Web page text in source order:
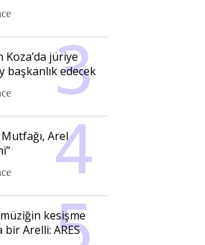
Koza’da jüriye
başkanlık edecek
Mutfağı, Arel
kesişme
bir Arelli: ARES